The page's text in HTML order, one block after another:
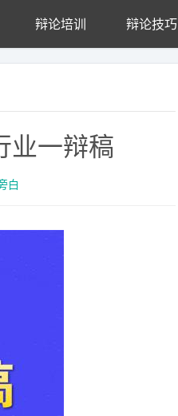
辩论培训 辩论技巧
业一辩稿
白